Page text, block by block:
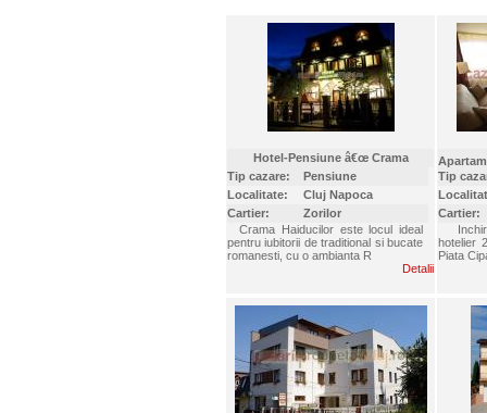
Hotel-Pensiune â€œ Crama
Haiducilor â€œ
Tip cazare:
Pensiune
Localitate:
Cluj Napoca
Cartier:
Zorilor
Crama Haiducilor este locul ideal
pentru iubitorii de traditional si bucate
romanesti, cu o ambianta R
Detalii
Tip
Cartier:
hotelier
Piata